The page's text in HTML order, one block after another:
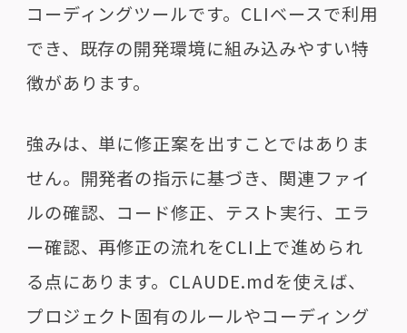
コーディングツールです。CLIベースで利用
でき、既存の開発環境に組み込みやすい特
徴があります。
強みは、単に修正案を出すことではありま
せん。開発者の指示に基づき、関連ファイ
ルの確認、コード修正、テスト実行、エラ
ー確認、再修正の流れをCLI上で進められ
る点にあります。CLAUDE.mdを使えば、
プロジェクト固有のルールやコーディング